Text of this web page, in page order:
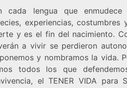
cada lengua que
experiencias,
y es el fin del nacimiento.
a vivir se perdieron
y nombramos la vida.
todos los que
el TENER VIDA para